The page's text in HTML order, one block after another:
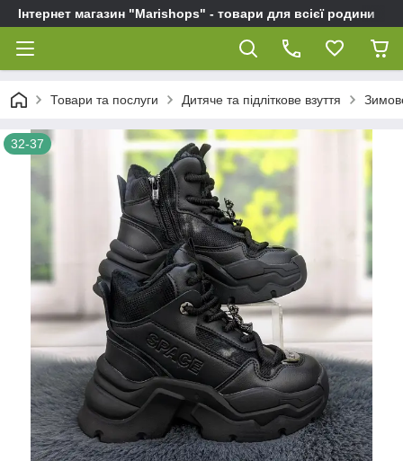
Інтернет магазин "Marishops" - товари для всієї родини
Товари та послуги Дитяче та підліткове взуття
32-37